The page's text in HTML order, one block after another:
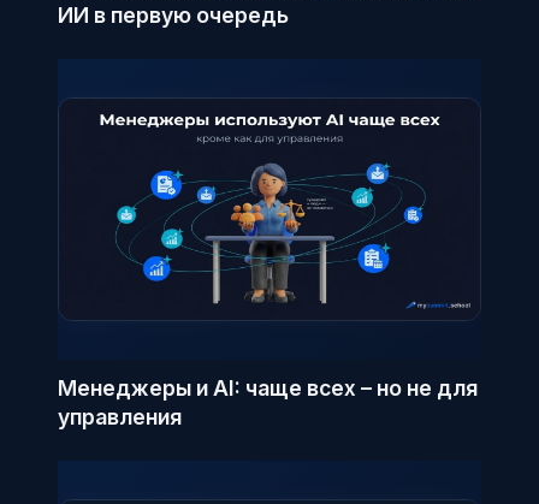
ИИ в первую очередь
Менеджеры и AI: чаще всех – но не для
управления